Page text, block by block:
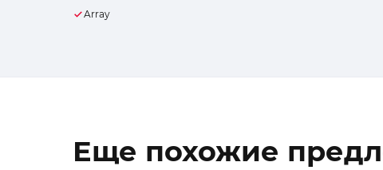
Array
Еще похожие